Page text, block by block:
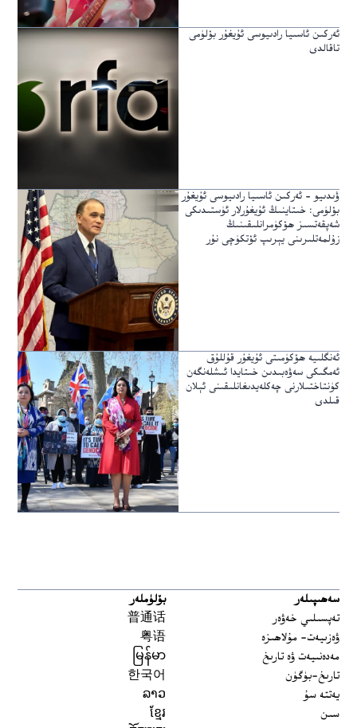
ئەركىن ئاسىيا رادىيوسى ئۇيغۇر بۆلۈمى
تاقالدى
ۋىدىيو – ئەركىن ئاسىيا رادىيوسى ئۇيغۇر
بۆلۈمى: خىتاينىڭ ئۇيغۇرلار ئۈستىدىكى
شەپقەتسىز ھۆكۈمرانلىقىنىڭ
زۇلمەتلىرىنى يېرىپ ئۆتكۈچى نۇر
ئەنگلىيە ھۆكۈمىتى ئۇيغۇر قۇللۇق
ئەمگىكى سەۋەبىدىن خىتايدا ئىشلەنگەن
كۈنتاختىلارنى چەكلەيدىغانلىقىنى ئېلان
قىلدى
سەھىپىلەر
تەپسىلىي خەۋەر
ۋەزىيەت- مۇلاھىزە
مەدەنىيەت ۋە تارىخ
تارىخ-بۈگۈن
يەتتە سۇ
سىن
بۆلۈملەر
普通话
粤语
မြန်မာ
한국어
ລາວ
ខ្មែរ